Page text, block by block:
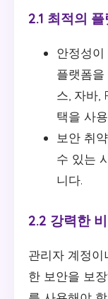
2.1 최적의
안정성
플랫폼을
스, 자바,
택을 사
보안 취
수 있는
니다.
2.2 강력한
관리자 계정
한 보안을 보